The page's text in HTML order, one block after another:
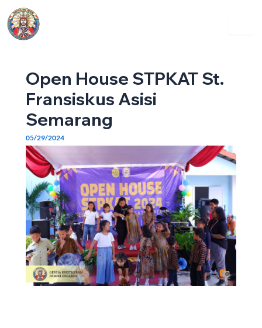
to
content
Open House STPKAT St.
Fransiskus Asisi
Semarang
05/29/2024
Post
navigation